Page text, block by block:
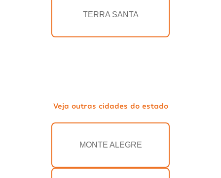
TERRA SANTA
Veja outras cidades do estado
MONTE ALEGRE